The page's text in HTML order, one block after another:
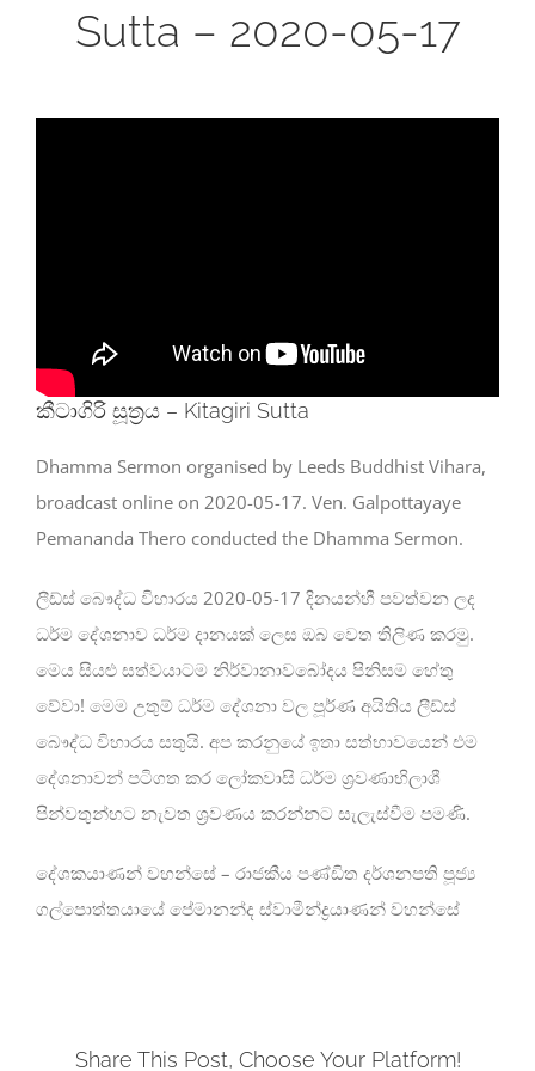
Sutta – 2020-05-17
කීටාගිරි සූත්‍රය – Kitagiri Sutta
Dhamma Sermon organised by Leeds Buddhist Vihara,
broadcast online on 2020-05-17. Ven. Galpottayaye
Pemananda Thero conducted the Dhamma Sermon.
ලීඩ්ස් බෞද්ධ විහාරය 2020-05-17 දිනයන්හී පවත්වන ලද
ධර්ම දේශනාව ධර්ම දානයක් ලෙස ඔබ වෙත තිලිණ කරමු.
මෙය සියළු සත්වයාටම නිර්වානාවබෝදය පිනිසම හේතු
වේවා! මෙම උතුම් ධර්ම දේශනා වල පූර්ණ අයිතිය ලීඩ්ස්
බෞද්ධ විහාරය සතුයි. අප කරනුයේ ඉතා සත්භාවයෙන් එම
දේශනාවන් පටිගත කර ලෝකවාසි ධර්ම ශ්‍රවණාභිලාශී
පින්වතුන්හට නැවත ශ්‍රවණය කරන්නට සැලැස්වීම පමණි.
දේශකයාණන් වහන්සේ – රාජකීය පණ්ඩිත දර්ශනපති පූජ්‍ය
ගල්පොත්තයායේ පේමානන්ද ස්වාමීන්ද්‍රයාණන් වහන්සේ
Share This Post, Choose Your Platform!